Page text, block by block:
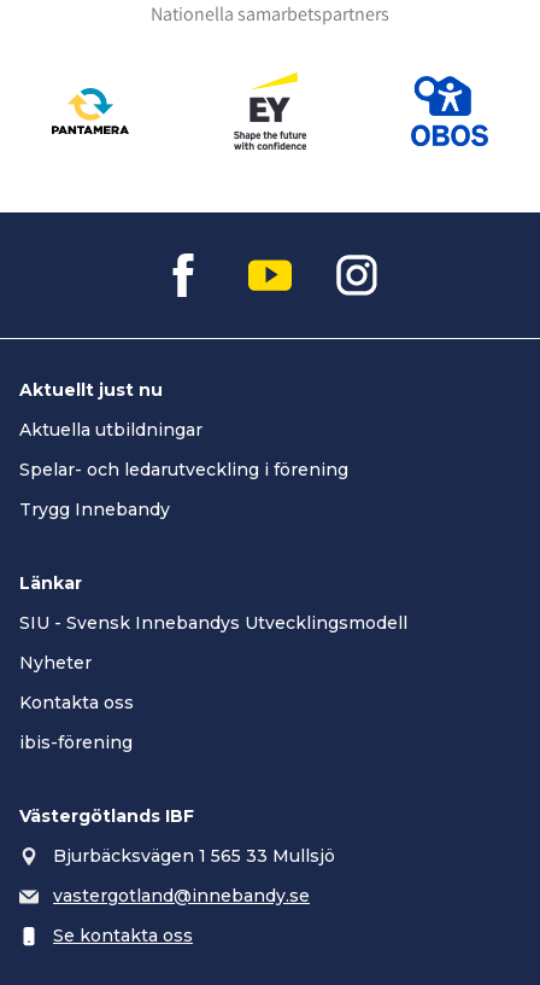
Nationella samarbetspartners
Aktuellt just nu
Aktuella utbildningar
Spelar- och ledarutveckling i förening
Trygg Innebandy
Länkar
SIU - Svensk Innebandys Utvecklingsmodell
Nyheter
Kontakta oss
ibis-förening
Västergötlands IBF
Bjurbäcksvägen 1 565 33 Mullsjö
vastergotland@innebandy.se
Se kontakta oss